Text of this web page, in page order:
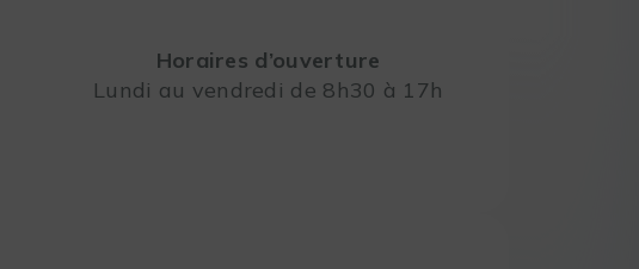
Horaires d’ouverture
Lundi au vendredi de 8h30 à 17h